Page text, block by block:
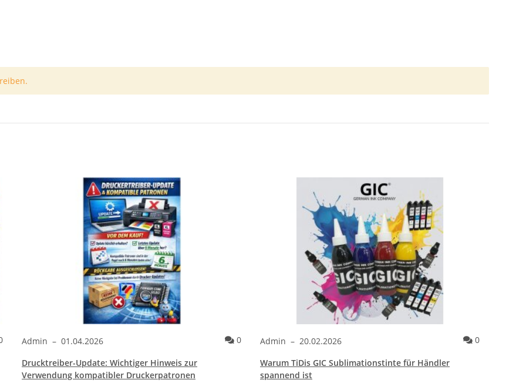
Admin – 01.04.2026 Kommentare
0
Drucktreiber-Update: Wichtiger Hinweis zur
Verwendung kompatibler Druckerpatronen
Admin – 20.02.2026 Kommentare
0
Warum TiDis GIC Sublimationstinte für Händler
spannend ist